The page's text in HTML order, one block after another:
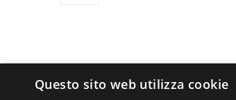
Questo sito web utilizza cookie